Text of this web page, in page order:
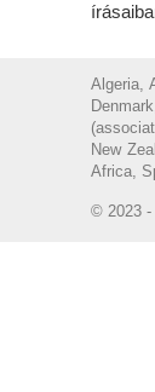
Algeria,
New
Africa,
© 2023 -